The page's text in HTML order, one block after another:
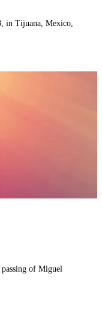
in Tijuana, Mexico,
passing of Miguel